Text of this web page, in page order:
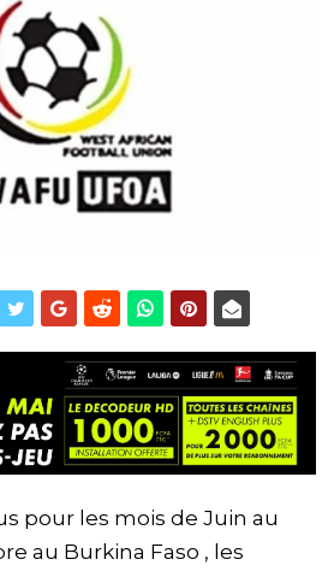
pour les mois de Juin au
au Burkina Faso , les